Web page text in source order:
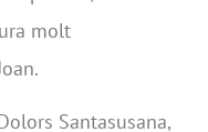
molt
Santasusana,